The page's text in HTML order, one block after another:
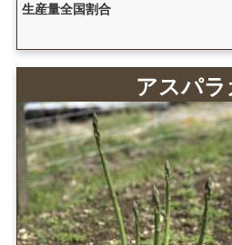
生産量全国割合
アスパラ